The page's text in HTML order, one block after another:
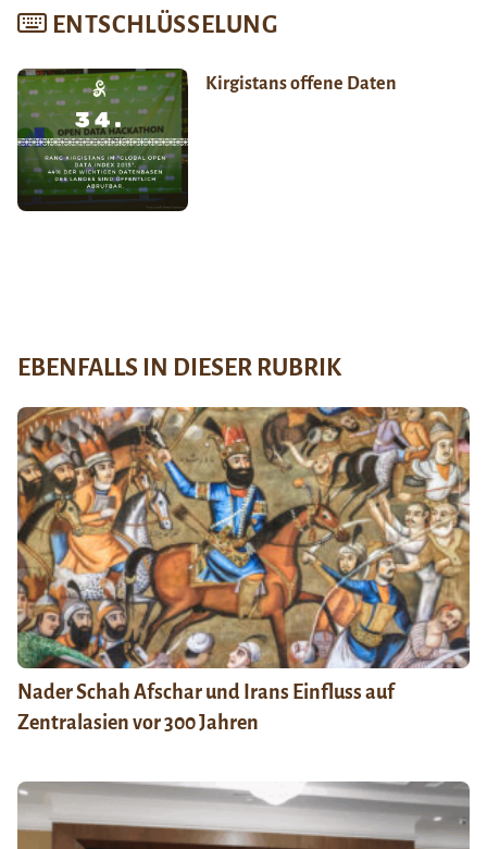
ENTSCHLÜSSELUNG
Kirgistans offene Daten
EBENFALLS IN DIESER RUBRIK
Nader Schah Afschar und Irans Einfluss auf
Zentralasien vor 300 Jahren